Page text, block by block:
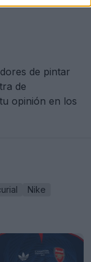
de pintar
de
opinión en los
Nike